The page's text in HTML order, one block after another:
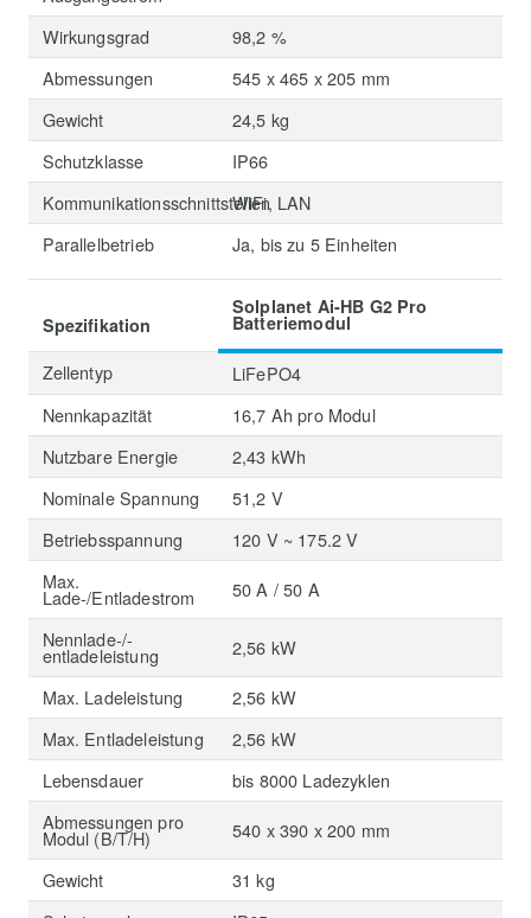
Wirkungsgrad
98,2 %
Abmessungen
545 x 465 x 205 mm
Gewicht
24,5 kg
Schutzklasse
IP66
KommunikationsschnittstellenWiFi, LAN
Parallelbetrieb
Ja, bis zu 5 Einheiten
Spezifikation
Solplanet Ai-HB G2 Pro
Batteriemodul
Zellentyp
LiFePO4
Nennkapazität
16,7 Ah pro Modul
Nutzbare Energie
2,43 kWh
Nominale Spannung
51,2 V
Betriebsspannung
120 V ~ 175.2 V
Max.
Lade-/Entladestrom
50 A / 50 A
Nennlade-/-
entladeleistung
2,56 kW
Max. Ladeleistung
2,56 kW
Max. Entladeleistung
2,56 kW
Lebensdauer
bis 8000 Ladezyklen
Abmessungen pro
Modul (B/T/H)
540 x 390 x 200 mm
Gewicht
31 kg